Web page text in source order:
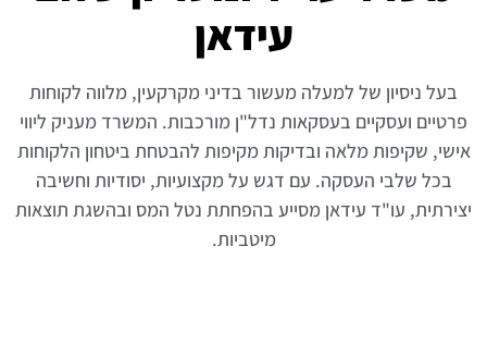
עידאן
בעל ניסיון של למעלה מעשור בדיני מקרקעין, מלווה לקוחות
פרטיים ועסקיים בעסקאות נדל"ן מורכבות. המשרד מעניק ליווי
אישי, שקיפות מלאה ובדיקות מקיפות להבטחת ביטחון הלקוחות
בכל שלבי העסקה. עם דגש על מקצועיות, יסודיות וחשיבה
יצירתית, עו"ד עידאן מסייע בהפחתת נטל המס ובהשגת תוצאות
מיטביות.